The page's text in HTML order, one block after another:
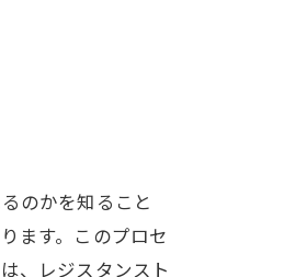
のかを知ること
ます。このプロセ
、レジスタンスト